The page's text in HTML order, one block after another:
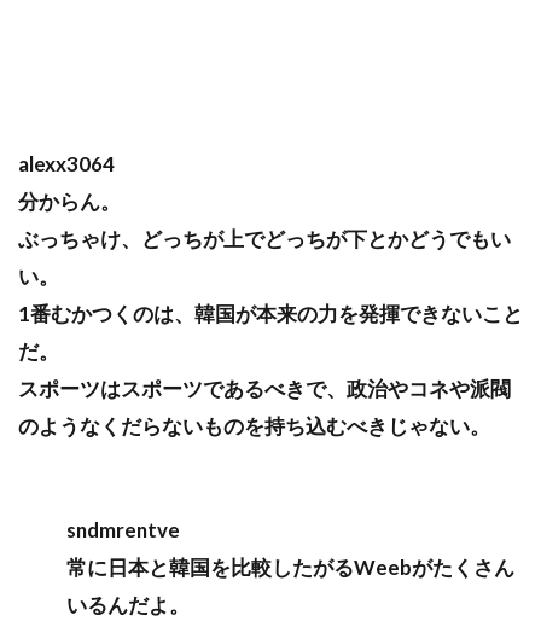
alexx3064
分からん。
ぶっちゃけ、どっちが上でどっちが下とかどうでもい
い。
1番むかつくのは、韓国が本来の力を発揮できないこと
だ。
スポーツはスポーツであるべきで、政治やコネや派閥
のようなくだらないものを持ち込むべきじゃない。
sndmrentve
常に日本と韓国を比較したがるWeebがたくさん
いるんだよ。